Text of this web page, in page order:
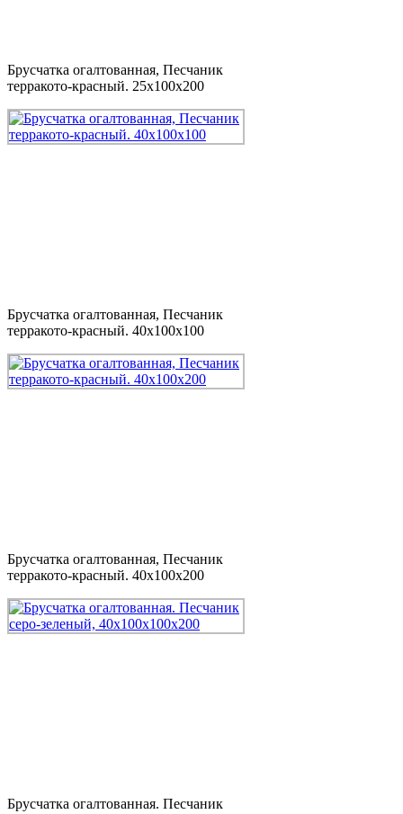
Брусчатка огалтованная, Песчаник
терракото-красный. 25x100x200
Брусчатка огалтованная, Песчаник
терракото-красный. 40x100x100
Брусчатка огалтованная, Песчаник
терракото-красный. 40x100x200
Брусчатка огалтованная. Песчаник